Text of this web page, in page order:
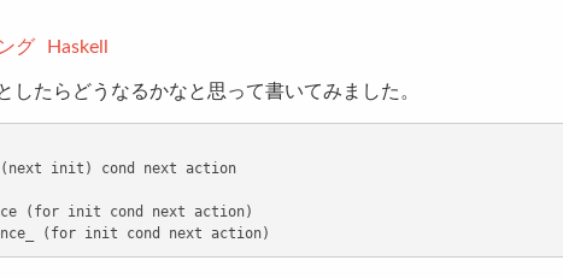
グ Haskell
したらどうなるかなと思って書いてみました。
init) cond next action
(for init cond next action)